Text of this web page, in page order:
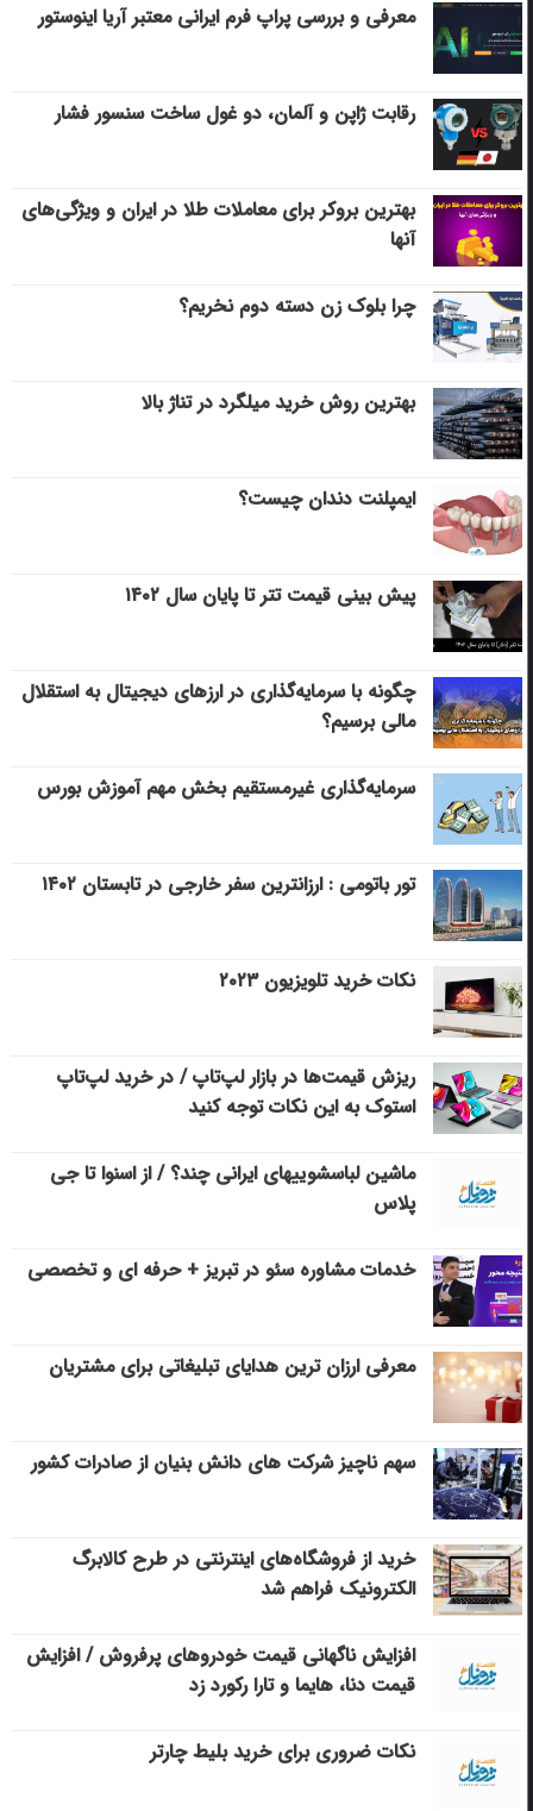
معرفی و بررسی پراپ فرم ایرانی معتبر آریا اینوستور
رقابت ژاپن و آلمان، دو غول ساخت سنسور فشار
بهترین بروکر برای معاملات طلا در ایران و ویژگی‌های
آنها
چرا بلوک زن دسته دوم نخریم؟
بهترین روش خرید میلگرد در تناژ بالا
ایمپلنت دندان چیست؟
پیش بینی قیمت تتر تا پایان سال ۱۴۰۲
چگونه با سرمایه‌گذاری در ارزهای دیجیتال به استقلال
مالی برسیم؟
سرمایه‌گذاری غیرمستقیم بخش مهم آموزش بورس
تور باتومی : ارزانترین سفر خارجی در تابستان ۱۴۰۲
نکات خرید تلویزیون ۲۰۲۳
ریزش قیمت‌ها در بازار لپ‌تاپ / در خرید لپ‌تاپ
استوک به این نکات توجه کنید
ماشین لباسشویی‎های ایرانی چند؟ / از اسنوا تا جی
پلاس
خدمات مشاوره سئو در تبریز + حرفه ای و تخصصی
معرفی ارزان ترین هدایای تبلیغاتی برای مشتریان
سهم ناچیز شرکت های دانش بنیان از صادرات کشور
خرید از فروشگاه‌های اینترنتی در طرح کالابرگ
الکترونیک فراهم شد
افزایش ناگهانی قیمت خودروهای پرفروش / افزایش
قیمت دنا، هایما و تارا رکورد زد
نکات ضروری برای خرید بلیط چارتر